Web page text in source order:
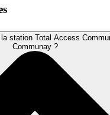
station Total Access
Communay ?